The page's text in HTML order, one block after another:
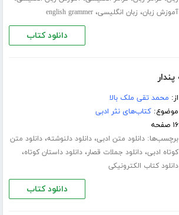
آموزش زبان، زبان انگلیسی،english grammer
دانلود کتاب
از: محمد تقی ملک بالا
موضوع:کتاب‌های نثر ادبی
۱۶ صفحه
برچسب‌ها:دانلود متن ادبی،دانلود دلنوشته،دانلود متن
کوتاه ادبی،دانلود جملات قصار،دانلود داستان کوتاه،
دانلود کتاب الکترونیکی
دانلود کتاب